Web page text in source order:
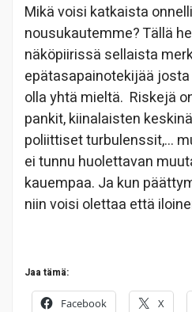
Mikä voisi katkaista
nousukautemme? Tällä
näköpiirissä sellaista
epätasapainotekijää
olla yhtä mieltä. Riskejä
pankit, kiinalaisten
poliittiset turbulenssit,…
ei tunnu huolettavan
kauempaa. Ja kun
niin voisi olettaa että
Jaa tämä:
Facebook X